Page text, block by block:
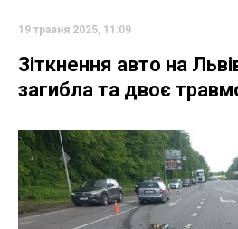
19 травня 2025, 11:09
Зіткнення авто на
загибла та двоє